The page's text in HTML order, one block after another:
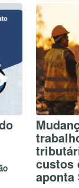
custos
aponta